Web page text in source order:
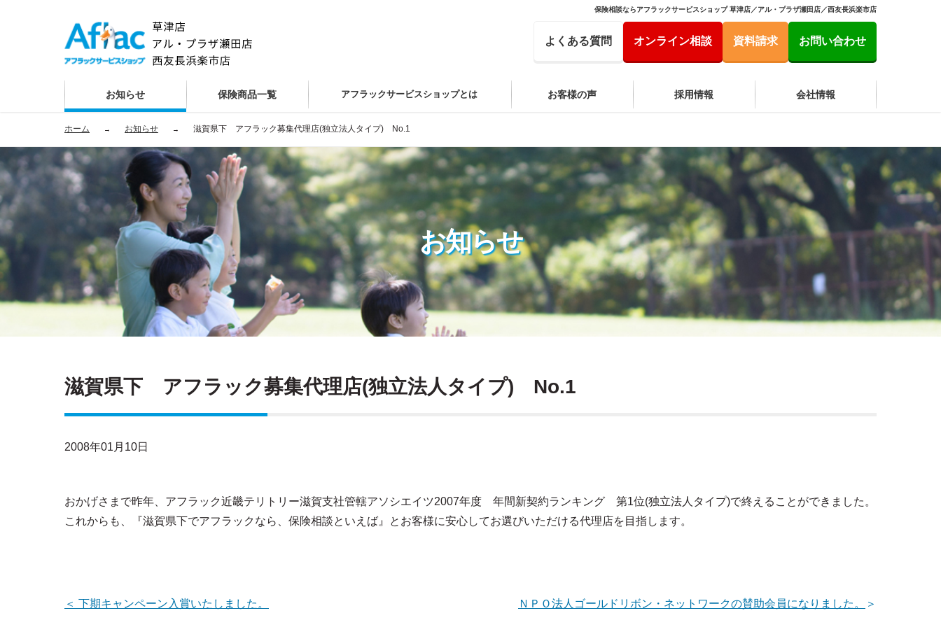
保険相談ならアフラックサービスショップ 草津店／アル・プラザ瀬田店／西友長浜楽市店
よくある質問 オンライン相談 資料請求 お問い合わせ
お知らせ 保険商品一覧 アフラックサービスショップとは お客様の声 採用情報 会社情報
ホーム お知らせ 滋賀県下 アフラック募集代理店(独立法人タイプ) No.1
お知らせ
滋賀県下 アフラック募集代理店(独立法人タイプ) No.1
2008年01月10日
おかげさまで昨年、アフラック近畿テリトリー滋賀支社管轄アソシエイツ2007年度 年間新契約ランキング 第1位(独立法人タイプ)で終えることができました。
これからも、『滋賀県下でアフラックなら、保険相談といえば』とお客様に安心してお選びいただける代理店を目指します。
＜ 下期キャンペーン入賞いたしました。 ＞
ＮＰＯ法人ゴールドリボン・ネットワークの賛助会員になりました。